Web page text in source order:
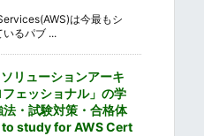
は今最もシ
いるパブ ...
ソリューションアーキ
フェッショナル」の学
・試験対策・合格体
to study for AWS Cert